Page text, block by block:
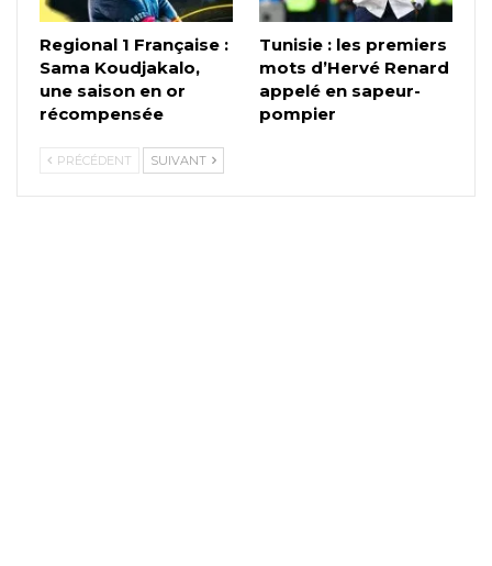
Regional 1 Française :
Sama Koudjakalo,
une saison en or
récompensée
Tunisie : les premiers
mots d’Hervé Renard
appelé en sapeur-
pompier
PRÉCÉDENT SUIVANT